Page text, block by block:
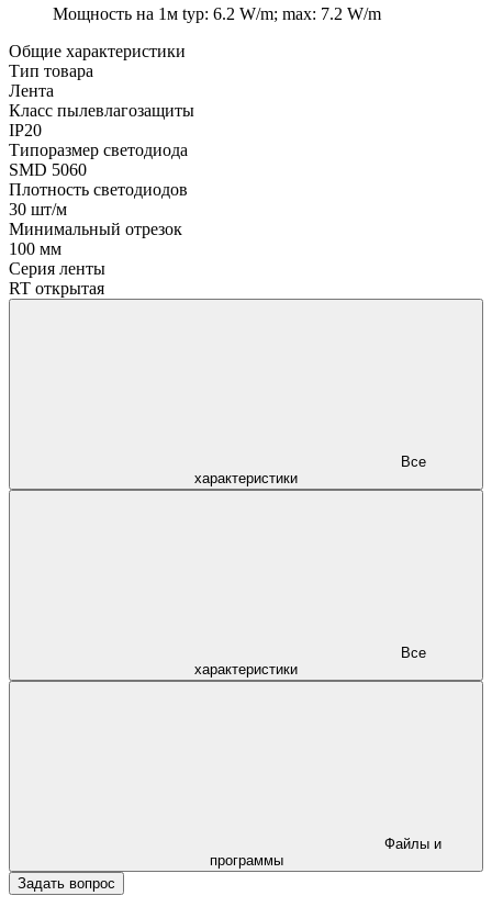
Мощность на 1м typ: 6.2 W/m; max: 7.2 W/m
Общие характеристики
Тип товара
Лента
Класс пылевлагозащиты
IP20
Типоразмер светодиода
SMD 5060
Плотность светодиодов
30 шт/м
Минимальный отрезок
100 мм
Серия ленты
RT открытая
характеристики
характеристики
программы
Задать вопрос